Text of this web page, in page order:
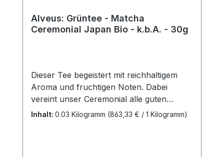
Alveus: Grüntee - Matcha
Ceremonial Japan Bio - k.b.A. - 30g
Dieser Tee begeistert mit reichhaltigem
Aroma und fruchtigen Noten. Dabei
vereint unser Ceremonial alle guten
Eigenschaften eines Matchas: Er schmeckt
Inhalt: 0.03 Kilogramm (863,33 € / 1 Kilogramm)